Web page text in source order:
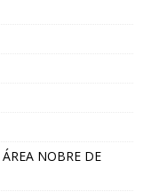
NOBRE DE